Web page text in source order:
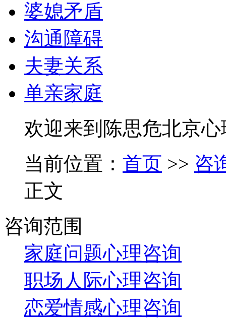
婆媳矛盾
沟通障碍
夫妻关系
单亲家庭
欢迎来到陈思危北京
当前位置： 首页 >> 咨
正文
咨询范围
家庭问题心理咨询
职场人际心理咨询
恋爱情感心理咨询